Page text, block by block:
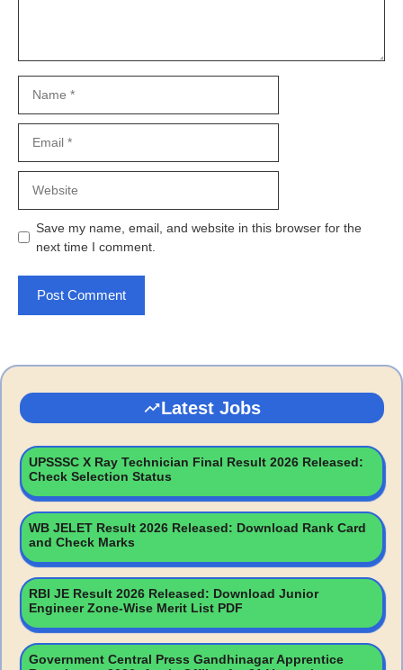
Save my name, email, and website in this browser for the
next time I comment.
Latest Jobs
UPSSSC X Ray Technician Final Result 2026 Released:
Check Selection Status
WB JELET Result 2026 Released: Download Rank Card
and Check Marks
RBI JE Result 2026 Released: Download Junior
Engineer Zone-Wise Merit List PDF
Government Central Press Gandhinagar Apprentice